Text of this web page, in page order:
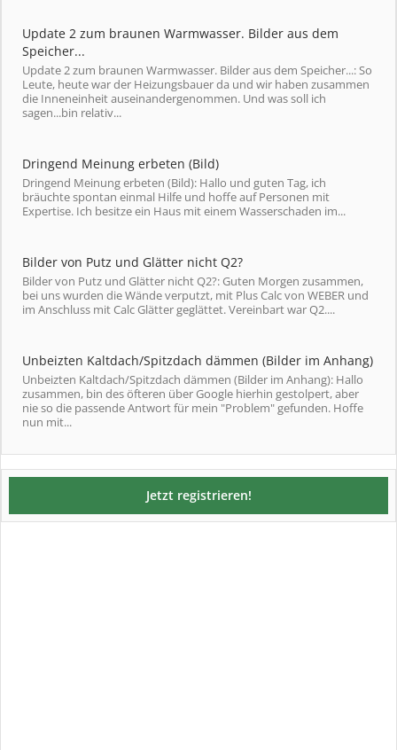
Update 2 zum braunen Warmwasser. Bilder aus dem
Speicher...
Update 2 zum braunen Warmwasser. Bilder aus dem Speicher...: So
Leute, heute war der Heizungsbauer da und wir haben zusammen
die Inneneinheit auseinandergenommen. Und was soll ich
sagen...bin relativ...
Dringend Meinung erbeten (Bild)
Dringend Meinung erbeten (Bild): Hallo und guten Tag, ich
bräuchte spontan einmal Hilfe und hoffe auf Personen mit
Expertise. Ich besitze ein Haus mit einem Wasserschaden im...
Bilder von Putz und Glätter nicht Q2?
Bilder von Putz und Glätter nicht Q2?: Guten Morgen zusammen,
bei uns wurden die Wände verputzt, mit Plus Calc von WEBER und
im Anschluss mit Calc Glätter geglättet. Vereinbart war Q2....
Unbeizten Kaltdach/Spitzdach dämmen (Bilder im Anhang)
Unbeizten Kaltdach/Spitzdach dämmen (Bilder im Anhang): Hallo
zusammen, bin des öfteren über Google hierhin gestolpert, aber
nie so die passende Antwort für mein "Problem" gefunden. Hoffe
nun mit...
Jetzt registrieren!